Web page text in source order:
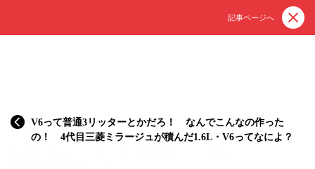
記事ページへ
V6って普通3リッターとかだろ！ なんでこんなの作った
の！ 4代目三菱ミラージュが積んだ1.6L・V6ってなによ？